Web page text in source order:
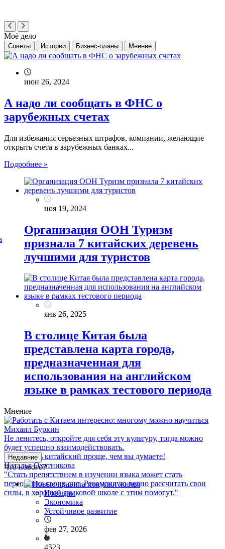
Моё дело
Советы Истории Бизнес-планы Мнение
июн 26, 2024
А надо ли сообщать в ФНС о
зарубежных счетах
Для избежания серьезных штрафов, компании, желающие
открыть счета в зарубежных банках...
Подробнее »
ноя 19, 2024
Организация ООН Туризм
признала 7 китайских деревень
лучшими для туристов
янв 26, 2025
В столице Китая была
представлена карта города,
предназначенная для
использования на английском
языке в рамках тестового периода
Мнение
Михаил Буркин
Не ленитесь, откройте для себя эту культуру, тогда можно
будет успешно взаимодействовать.
Наталья Охотникова
"Стать препятствием в изучении языка может стать
переоценка своих сил. Рекомендую верно рассчитать свои
силы, в хорошей языковой школе с этим помогут."
Недавние
Что нового?
Новации
Экономика
Устойчивое развитие
фев 27, 2026